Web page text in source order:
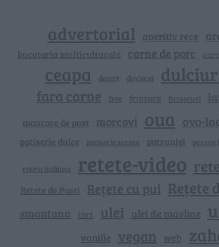
advertorial aperitiv rece
bucataria multiculturala carne de porc
ceapa desert dovlecei
fara carne free friptura fursecuri
mancare de post morcovi oua ovo-
patiserie dulce patiserie sarata patrunjel pentru
reteta italiana retete-video
Retete de Pasti Rețete cu pui Rețete
smantana tort ulei ulei de masline
vanilie vegan web